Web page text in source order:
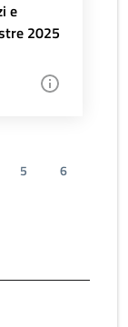
e
2025
5
6